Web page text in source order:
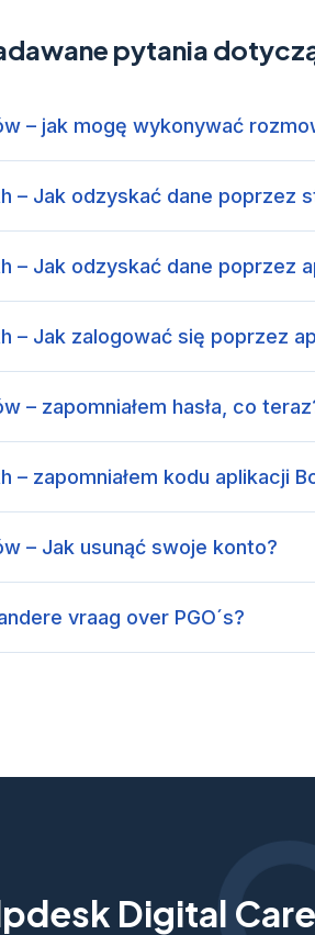
pytania
– jak mogę wykonywać
– Jak odzyskać dane poprzez
– Jak odzyskać dane poprzez
– Jak zalogować się poprzez
– zapomniałem hasła, co
– zapomniałem kodu aplikacji
– Jak usunąć swoje konto?
vraag over PGO´s?
Digital